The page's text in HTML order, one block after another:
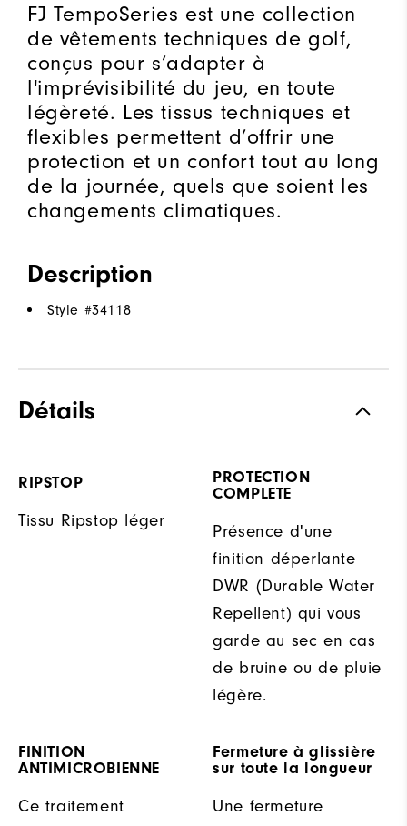
FJ TempoSeries est une collection
de vêtements techniques de golf,
conçus pour s’adapter à
l'imprévisibilité du jeu, en toute
légèreté. Les tissus techniques et
flexibles permettent d’offrir une
protection et un confort tout au long
de la journée, quels que soient les
changements climatiques.
Description
Style #34118
Détails
RIPSTOP
Tissu Ripstop léger
PROTECTION
COMPLETE
Présence d'une
finition déperlante
DWR (Durable Water
Repellent) qui vous
garde au sec en cas
de bruine ou de pluie
légère.
FINITION
ANTIMICROBIENNE
Ce traitement
Fermeture à glissière
sur toute la longueur
Une fermeture